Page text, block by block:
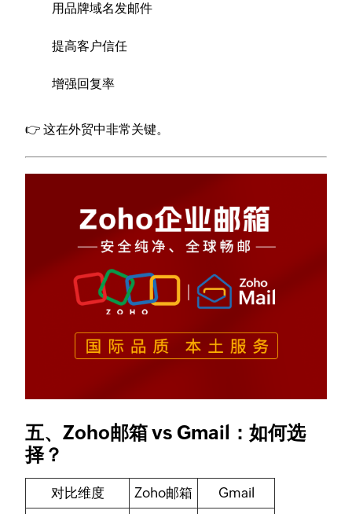
用品牌域名发邮件
提高客户信任
增强回复率
👉 这在外贸中非常关键。
五、Zoho邮箱 vs Gmail：如何选
择？
对比维度 Zoho邮箱
Gmail